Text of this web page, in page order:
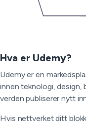
Hva er Udemy?
Udemy er en
innen teknologi, design,
verden publiserer nytt
Hvis nettverket ditt